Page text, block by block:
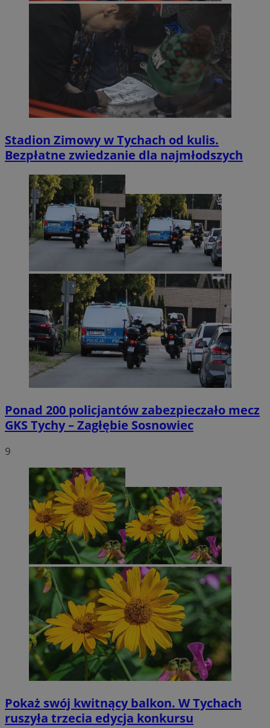
Stadion Zimowy w Tychach od kulis.
Bezpłatne zwiedzanie dla najmłodszych
Ponad 200 policjantów zabezpieczało mecz
GKS Tychy – Zagłębie Sosnowiec
9
Pokaż swój kwitnący balkon. W Tychach
ruszyła trzecia edycja konkursu